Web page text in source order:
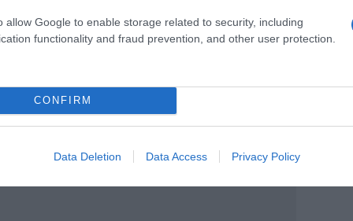
allow Google to enable storage related to security, including
functionality and fraud prevention, and other user protection.
CONFIRM
Data Deletion Data Access Privacy Policy
της Επιτροπής:
σύμφωνα με το οποίο το
50-69 ετών και διαθέτουν ΑΜΚΑ,